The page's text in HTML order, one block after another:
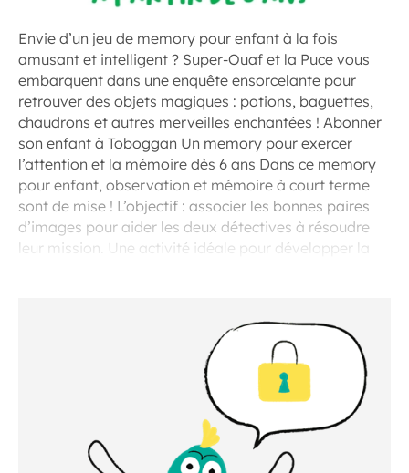
Envie d’un jeu de memory pour enfant à la fois
amusant et intelligent ? Super-Ouaf et la Puce vous
embarquent dans une enquête ensorcelante pour
retrouver des objets magiques : potions, baguettes,
chaudrons et autres merveilles enchantées ! Abonner
son enfant à Toboggan Un memory pour exercer
l’attention et la mémoire dès 6 ans Dans ce memory
pour enfant, observation et mémoire à court terme
sont de mise ! L’objectif : associer les bonnes paires
d’images pour aider les deux détectives à résoudre
leur mission. Une activité idéale pour développer la